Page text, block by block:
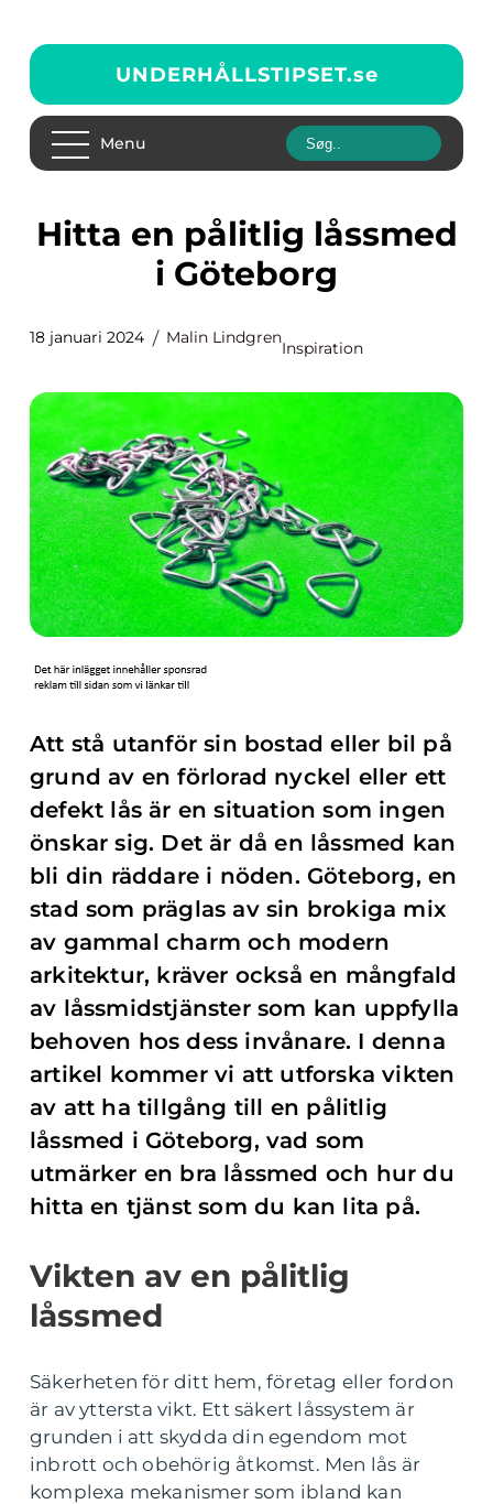
UNDERHÅLLSTIPSET.se
Menu
Hitta en pålitlig låssmed
i Göteborg
18 januari 2024 Malin Lindgren
Inspiration
Att stå utanför sin bostad eller bil på
grund av en förlorad nyckel eller ett
defekt lås är en situation som ingen
önskar sig. Det är då en låssmed kan
bli din räddare i nöden. Göteborg, en
stad som präglas av sin brokiga mix
av gammal charm och modern
arkitektur, kräver också en mångfald
av låssmidstjänster som kan uppfylla
behoven hos dess invånare. I denna
artikel kommer vi att utforska vikten
av att ha tillgång till en pålitlig
låssmed i Göteborg, vad som
utmärker en bra låssmed och hur du
hitta en tjänst som du kan lita på.
Vikten av en pålitlig
låssmed
Säkerheten för ditt hem, företag eller fordon
är av yttersta vikt. Ett säkert låssystem är
grunden i att skydda din egendom mot
inbrott och obehörig åtkomst. Men lås är
komplexa mekanismer som ibland kan